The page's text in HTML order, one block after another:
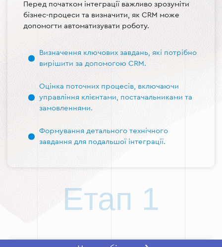
Перед початком інтеграції важливо зрозуміти
бізнес-процеси та визначити, як CRM може
допомогти автоматизувати роботу.
Визначення ключових завдань, які потрібно
вирішити за допомогою CRM.
Оцінка поточних процесів, включаючи
управління клієнтами, постачальниками та
замовленнями.
Формування детального технічного
завдання для подальшої інтеграції.
Етап 1